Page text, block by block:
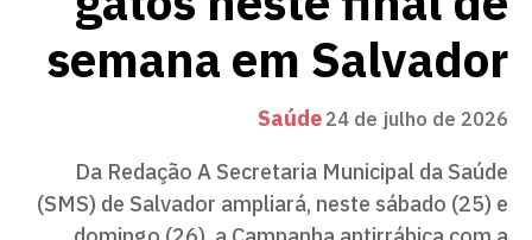
semana em Salvador
Saúde24 de julho de 2026
Da Redação A Secretaria Municipal da Saúde
(SMS) de Salvador ampliará, neste sábado (25) e